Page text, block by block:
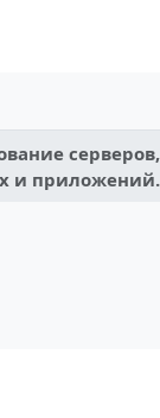
серверов,
и приложений.